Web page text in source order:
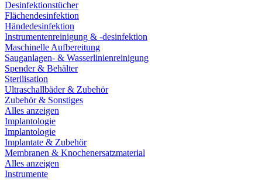
Desinfektionstücher
Flächendesinfektion
Händedesinfektion
Instrumentenreinigung & -desinfektion
Maschinelle Aufbereitung
Sauganlagen- & Wasserlinienreinigung
Spender & Behälter
Sterilisation
Ultraschallbäder & Zubehör
Zubehör & Sonstiges
Alles anzeigen
Implantologie
Implantologie
Implantate & Zubehör
Membranen & Knochenersatzmaterial
Alles anzeigen
Instrumente